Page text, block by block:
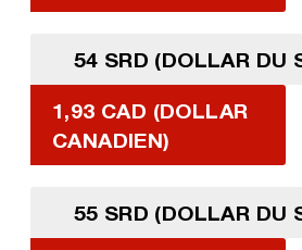
54 SRD (DOLLAR DU
1,93 CAD (DOLLAR
CANADIEN)
55 SRD (DOLLAR DU